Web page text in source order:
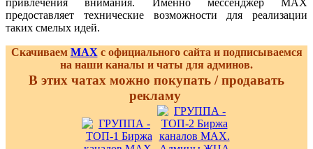
предоставляет технические возможности для реализации
таких смелых идей.
Скачиваем MAX с официального сайта и подписываемся
на наши каналы и чаты для админов.
В этих чатах можно покупать / продавать
рекламу